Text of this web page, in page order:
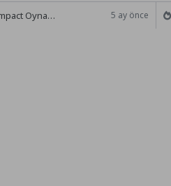
mi İnceleme ve Güncel Bilgiler 5 ay önce